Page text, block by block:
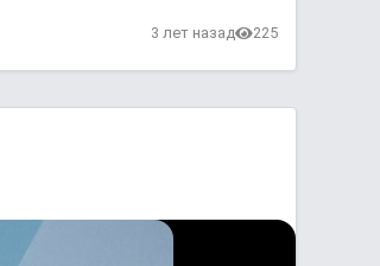
3 лет назад 225